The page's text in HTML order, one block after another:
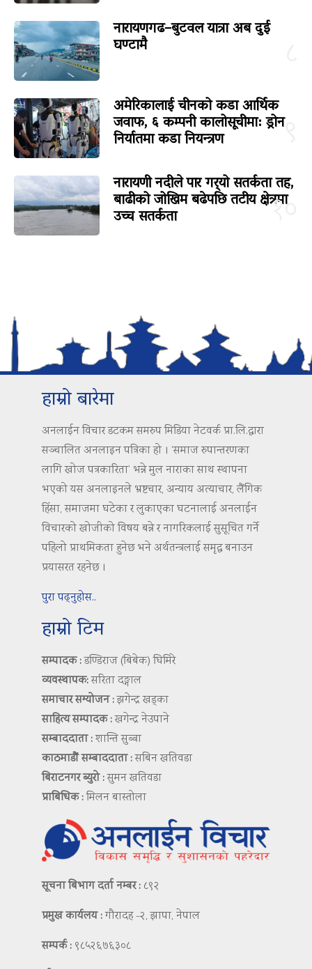
नारायणगढ–बुटवल यात्रा अब दुई
घण्टामै
९
अमेरिकालाई चीनको कडा आर्थिक
जवाफ, ६ कम्पनी कालोसूचीमा: ड्रोन
निर्यातमा कडा नियन्त्रण
१०
नारायणी नदीले पार गर्‍यो सतर्कता तह,
बाढीको जोखिम बढेपछि तटीय क्षेत्रमा
उच्च सतर्कता
हाम्रो बारेमा
अनलाईन विचार डटकम समरुप मिडिया नेटवर्क प्रा.लि.द्वारा
सञ्चालित अनलाइन पत्रिका हो । ‘समाज रुपान्तरणका
लागि खोज पत्रकारिता’ भन्ने मुल नाराका साथ स्थापना
भएको यस अनलाइनले भ्रष्टचार, अन्याय अत्याचार, लैंगिक
हिंसा, समाजमा घटेका र लुकाएका घटनालाई अनलाईन
विचारको खोजीको विषय बन्ने र नागरिकलाई सुसूचित गर्ने
पहिलो प्राथमिकता हुनेछ भने अर्थतन्त्रलाई समृद्ध बनाउन
प्रयासरत रहनेछ ।
पुरा पढ्नुहोस..
हाम्रो टिम
सम्पादक :डण्डिराज (बिबेक) घिमिरे
व्यवस्थापक:सरिता दङ्गाल
समाचार सम्योजन :झगेन्द्र खड्का
साहित्य सम्पादक :खगेन्द्र नेउपाने
सम्बाददाता :शान्ति सुब्बा
काठमाडौं सम्बाददाता :सबिन खतिवडा
बिराटनगर ब्युरो :सुमन खतिवडा
प्राबिधिक :मिलन बास्तोला
सूचना बिभाग दर्ता नम्बर : ८९२
प्रमुख कार्यलय :गौरादह -२, झापा, नेपाल
सम्पर्क : ९८५२६७६३०८